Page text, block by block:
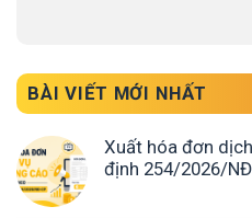
BÀI VIẾT MỚI NHẤT
Xuất hóa đơn
định 254/2026/